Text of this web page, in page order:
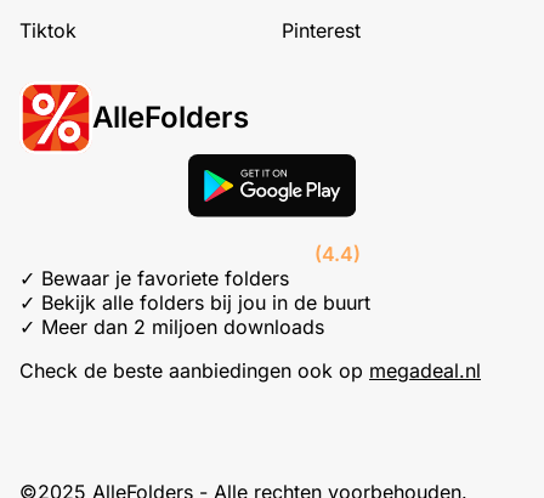
Tiktok
Pinterest
AlleFolders
(4.4)
✓ Bewaar je favoriete folders
✓ Bekijk alle folders bij jou in de buurt
✓ Meer dan 2 miljoen downloads
Check de beste aanbiedingen ook op megadeal.nl
©2025 AlleFolders - Alle rechten voorbehouden.